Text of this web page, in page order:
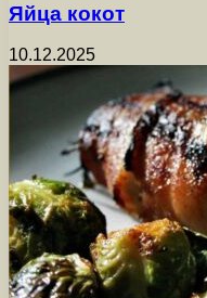
Яйца кокот
10.12.2025